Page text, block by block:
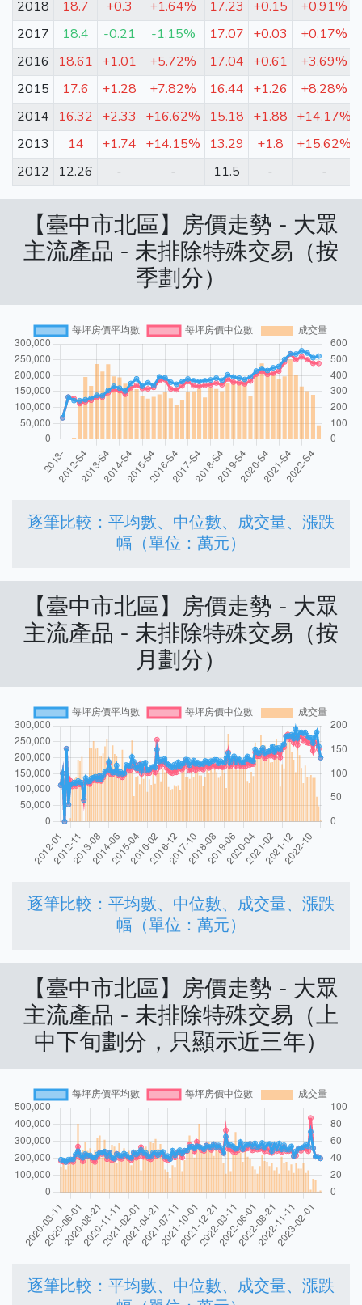
2018
18.7 +0.3 +1.64% 17.23 +0.15 +0.91%
2017
18.4 -0.21 -1.15% 17.07 +0.03 +0.17%
2016
18.61 +1.01 +5.72% 17.04 +0.61 +3.69%
2015
17.6 +1.28 +7.82% 16.44 +1.26 +8.28%
2014
16.32 +2.33 +16.62% 15.18 +1.88 +14.17%
2013
14 +1.74 +14.15% 13.29 +1.8 +15.62%
2012
12.26 - - 11.5 - -
【臺中市北區】房價走勢 - 大眾
主流產品 - 未排除特殊交易（按
季劃分）
逐筆比較：平均數、中位數、成交量、漲跌
幅（單位：萬元）
【臺中市北區】房價走勢 - 大眾
主流產品 - 未排除特殊交易（按
月劃分）
逐筆比較：平均數、中位數、成交量、漲跌
幅（單位：萬元）
【臺中市北區】房價走勢 - 大眾
主流產品 - 未排除特殊交易（上
中下旬劃分，只顯示近三年）
逐筆比較：平均數、中位數、成交量、漲跌